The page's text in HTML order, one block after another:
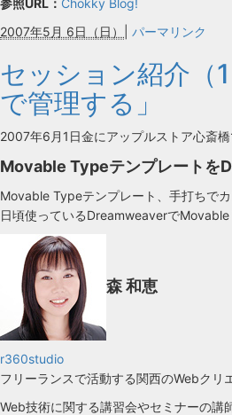
2007年5月 6日（日）
パーマリンク
セッション紹介
で管理する」
2007年6月1日金にアップルストア心斎
Movable Typeテンプレートを
Movable Typeテンプレート、手打ちで
日頃使っているDreamweaverで
森 和恵
r360studio
フリーランスで活動する関西のWebク
Web技術に関する講習会やセミナーの講